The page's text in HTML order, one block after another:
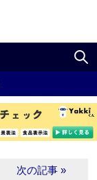
次の記事 »